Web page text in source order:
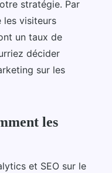
stratégie. Par
les visiteurs
un taux de
décider
sur les
les
et SEO sur le